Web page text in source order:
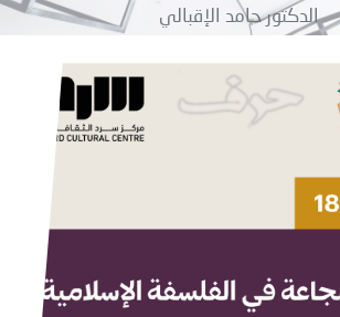
الدكتور حامد الإقبالي